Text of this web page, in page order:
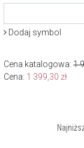
Dodaj symbol
Cena katalogowa: 1
Cena: 1 399,30 zł